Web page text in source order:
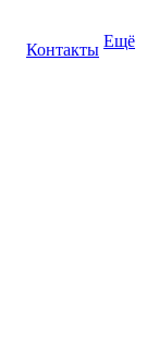
Контакты Ещё